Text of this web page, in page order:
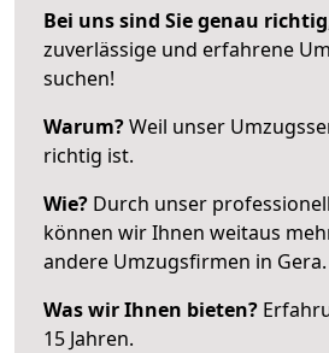
Bei uns sind Sie genau richtig
zuverlässige und erfahrene
suchen!
Warum?Weil unser
richtig ist.
Wie? Durch unser
können wir Ihnen weitaus
andere Umzugsfirmen in Gera.
Was wir Ihnen bieten?
15 Jahren.